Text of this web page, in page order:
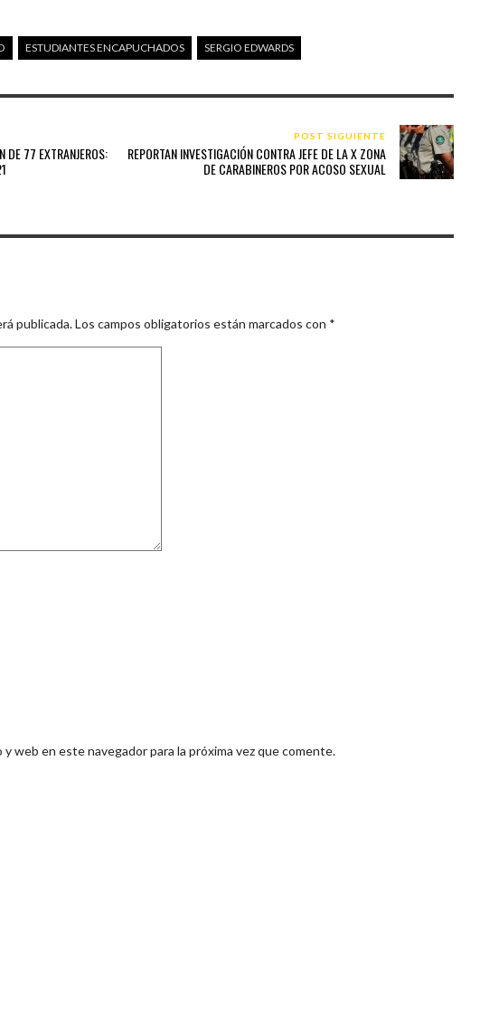
ESTUDIANTES ENCAPUCHADOS SERGIO EDWARDS
DE 77 EXTRANJEROS:
POST SIGUIENTE
REPORTAN INVESTIGACIÓN CONTRA JEFE DE LA X ZONA
DE CARABINEROS POR ACOSO SEXUAL
publicada.Los campos obligatorios están marcados con *
web en este navegador para la próxima vez que comente.